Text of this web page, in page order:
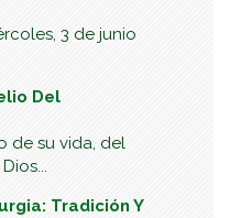
3 de junio
Del
de su vida, del
Tradición Y